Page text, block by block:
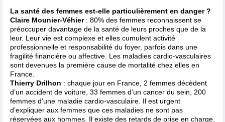
La santé des femmes est-elle particulièrement en danger ?
Claire Mounier-Véhier: 80% des femmes reconnaissent se
préoccuper davantage de la santé de leurs proches que de la
leur. Leur vie est complexe et elles cumulent activité
professionnelle et responsabilité du foyer, parfois dans une
fragilité financière ou affective. Les maladies cardio-vasculaires
sont devenues la première cause de mortalité chez elles en
France.
Thierry Drilhon : chaque jour en France, 2 femmes décèdent
d’un accident de voiture, 33 femmes d’un cancer du sein, 200
femmes d’une maladie cardio-vasculaire. Il est urgent
d’expliquer aux femmes que ces maladies ne sont pas
réservées aux hommes. Il existe des retards de prise en charge,